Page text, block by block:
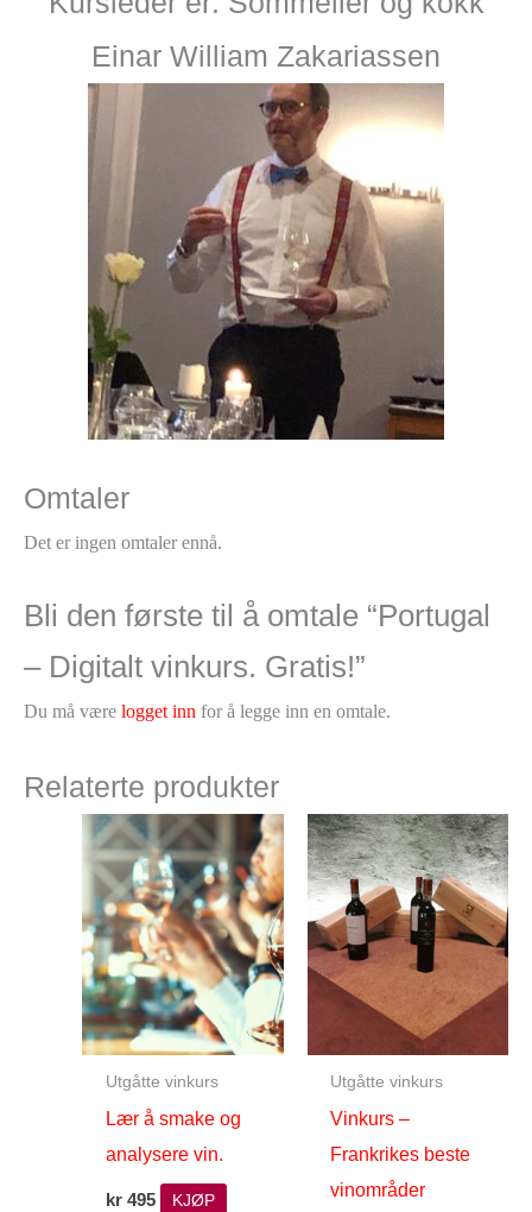
Einar William Zakariassen
Omtaler
Det er ingen omtaler ennå.
Bli den første til å omtale “Portugal
– Digitalt vinkurs. Gratis!”
Du må være logget inn for å legge inn en omtale.
Relaterte produkter
Utgåtte vinkurs
Lær å smake og
analysere vin.
kr495 KJØP
Utgåtte vinkurs
Vinkurs –
Frankrikes beste
vinområder